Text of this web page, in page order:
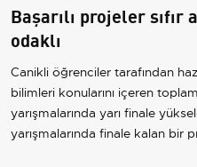
Başarılı projeler
odaklı
Canikli öğrenciler tarafından
bilimleri konularını içeren
yarışmalarında yarı finale
yarışmalarında finale kalan bir